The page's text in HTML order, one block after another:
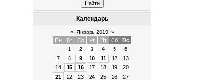
Календарь
« Январь 2019 »
Пн
Вт Ср Чт Пт Сб
Вс
1
2 3 4 5
6
7
8 9 10 11 12
13
14
15 16 17 18 19
20
21
22 23 24 25 26
27